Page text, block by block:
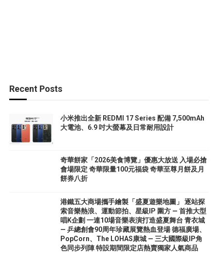
Recent Posts
小米推出全新 REDMI 17 Series 配備 7,500mAh
大電池、6.9 吋大螢幕及日常耐用設計
奇華餅家「2026美食博覽」優惠大放送 入場必搶
會場限定 奇華限量100元福袋 奇華至尊月餅及月
餅券八折
港鐵五大商場攜手繪製「盛夏遊樂地圖」 逐站探
索音樂熱浪、運動節拍、星級IP 圍方 — 首推大型
唱K企劃 一連10場音樂表演打造盛夏舞台 青衣城
— 乒總創會90周年珍藏展覽熱血登場 德福廣場、
PopCorn、The LOHAS康城 — 三大國際級IP角
色同步列陣 特設期間限定店熱賣獨家人氣商品